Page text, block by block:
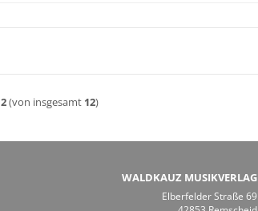
(von insgesamt 12)
WALDKAUZ MUSIKVERLAG
Elberfelder Straße 69